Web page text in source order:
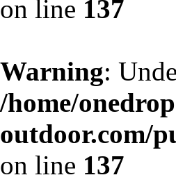
on line 137
Warning:
/home/
outdoor.com/
on line 137